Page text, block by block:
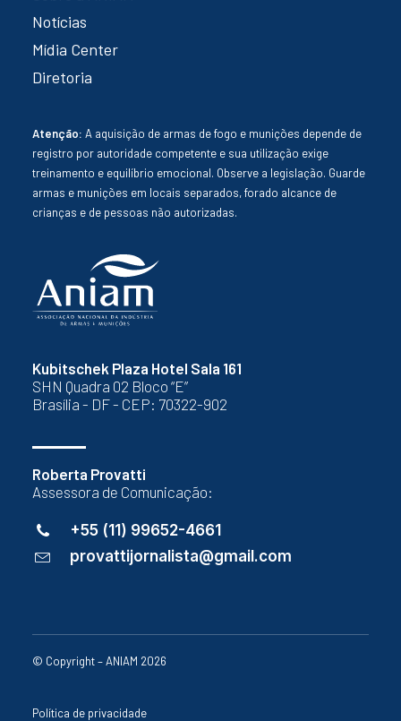
Kubitschek Plaza Hotel Sala 161
SHN Quadra 02 Bloco “E”
Brasília - DF - CEP: 70322-902
Roberta Provatti
Assessora de Comunicação:
+55 (11) 99652-4661
provattijornalista@gmail.com
Notícias
Mídia Center
Diretoria
Atenção: A aquisição de armas de fogo e munições depende de
registro por autoridade competente e sua utilização exige
treinamento e equilíbrio emocional. Observe a legislação. Guarde
armas e munições em locais separados, forado alcance de
crianças e de pessoas não autorizadas.
© Copyright – ANIAM 2026
Política de privacidade